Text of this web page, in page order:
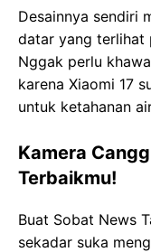
Desainnya sendiri
datar yang terlihat
Nggak perlu
karena Xiaomi 17
untuk ketahanan
Kamera
Terbaikmu!
Buat Sobat News
sekadar suka